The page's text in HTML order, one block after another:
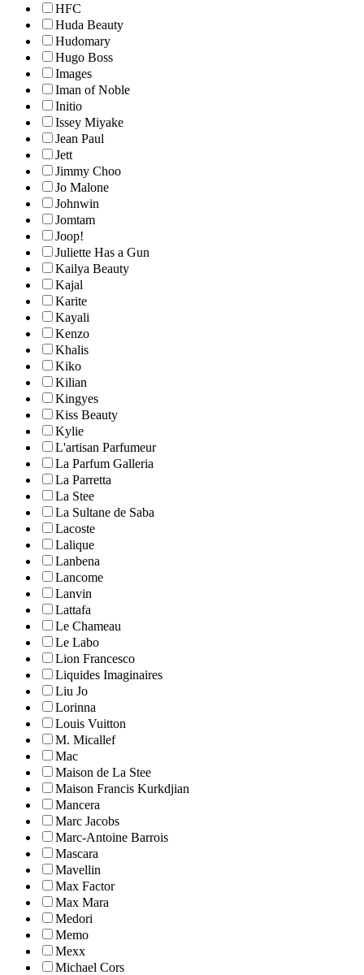
HFC
Huda Beauty
Hudomary
Hugo Boss
Images
Iman of Noble
Initio
Issey Miyake
Jean Paul
Jett
Jimmy Choo
Jo Malone
Johnwin
Jomtam
Joop!
Juliette Has a Gun
Kailya Beauty
Kajal
Karite
Kayali
Kenzo
Khalis
Kiko
Kilian
Kingyes
Kiss Beauty
Kylie
L'artisan Parfumeur
La Parfum Galleria
La Parretta
La Stee
La Sultane de Saba
Lacoste
Lalique
Lanbena
Lancome
Lanvin
Lattafa
Le Chameau
Le Labo
Lion Francesco
Liquides Imaginaires
Liu Jo
Lorinna
Louis Vuitton
M. Micallef
Mac
Maison de La Stee
Maison Francis Kurkdjian
Mancera
Marc Jacobs
Marc-Antoine Barrois
Mascara
Mavellin
Max Factor
Max Mara
Medori
Memo
Mexx
Michael Cors